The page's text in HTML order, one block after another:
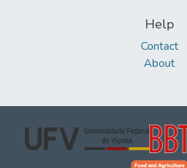
Help
Contact
About